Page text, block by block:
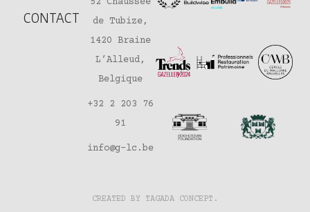
CONTACT
de Tubize,
1420 Braine
L’Alleud,
Belgique
+32 2 203 76
91
info@g-lc.be
CREATED BY TAGADA CONCEPT .